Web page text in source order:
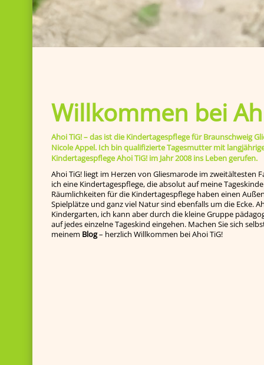
Willkommen bei
Ahoi TiG! – das ist die Kindertagespflege für Braunschweig
Nicole Appel. Ich bin qualifizierte Tagesmutter mit
Kindertagespflege Ahoi TiG! im Jahr 2008 ins Leben gerufen.
Ahoi TiG! liegt im Herzen von Gliesmarode im zweitältesten
ich eine Kindertagespflege, die absolut auf meine
Räumlichkeiten für die Kindertagespflege haben einen
Spielplätze und ganz viel Natur sind ebenfalls um die Ecke.
Kindergarten, ich kann aber durch die kleine Gruppe
auf jedes einzelne Tageskind ein­gehen. Machen Sie sich
meinem Blog– herzlich Willkommen bei Ahoi TiG!